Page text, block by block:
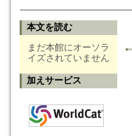
本文を読む
まだ本館にオーソラ
イズされていません
加えサービス